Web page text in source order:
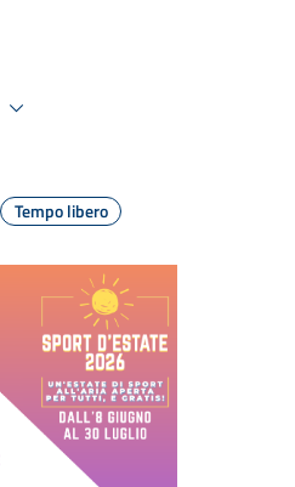
Tempo libero